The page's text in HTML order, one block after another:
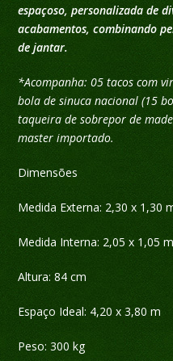
espaçoso, personalizada de
acabamentos, combinando
de jantar.
*Acompanha: 05 tacos com
bola de sinuca nacional (15
taqueira de sobrepor de
master importado.
Dimensões
Medida Externa: 2,30 x 1,30
Medida Interna: 2,05 x 1,05 m
Altura: 84 cm
Espaço Ideal: 4,20 x 3,80 m
Peso: 300 kg